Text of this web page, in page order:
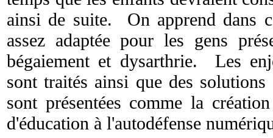
ainsi de suite. On apprend dans
assez adaptée pour les gens
bégaiement et dysarthrie. Les
sont traités ainsi que des solutions
sont présentées comme la
d'éducation à l'autodéfense